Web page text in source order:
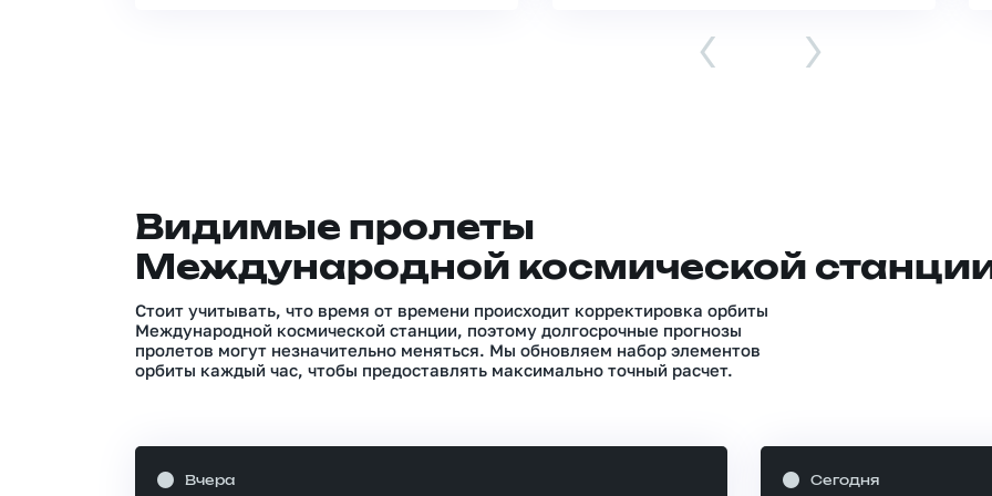
‹ ›
Видимые пролеты
Международной космической
Стоит учитывать, что время от времени происходит корректировка орбиты
Международной космической станции, поэтому долгосрочные прогнозы
пролетов могут незначительно меняться. Мы обновляем набор элементов
орбиты каждый час, чтобы предоставлять максимально точный расчет.
Вчера Сегодня